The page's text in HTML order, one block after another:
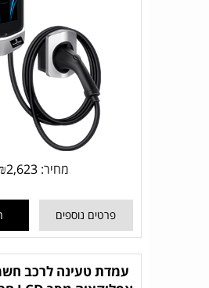
מחיר: ₪2,623
פרטים נוספים